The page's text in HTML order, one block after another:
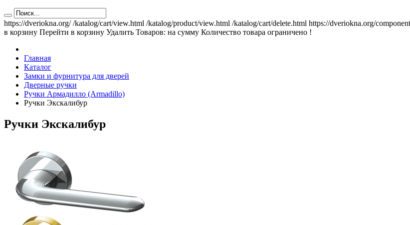
https://dveriokna.org/ /katalog/cart/view.html /katalog/product/view.html /katalog/cart/delete.html https://dveriokna.org/
в корзину Перейти в корзину Удалить Товаров: на сумму Количество товара ограничено !
Главная
Каталог
Замки и фурнитура для дверей
Дверные ручки
Ручки Армадилло (Armadillo)
Ручки Экскалибур
Ручки Экскалибур